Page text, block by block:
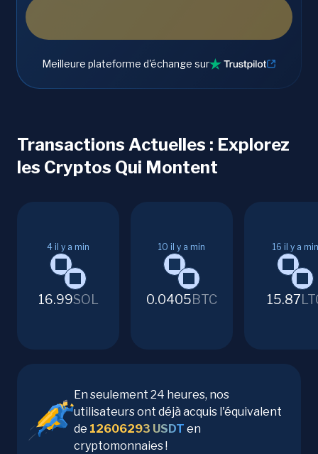
Meilleure plateforme d'échange sur
Transactions Actuelles : Explorez
les Cryptos Qui Montent
4 il y a min
16.99SOL
10 il y a min
0.0405BTC
16 il y a min
15.87
En seulement 24 heures, nos
utilisateurs ont déjà acquis l'équivalent
de 12606293 USDT en
cryptomonnaies !